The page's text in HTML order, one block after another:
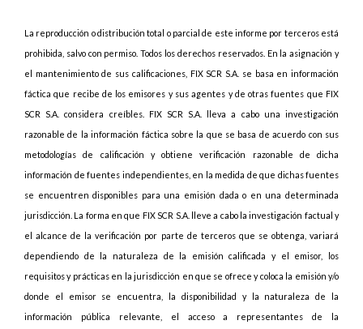
La reproducción o distribución total o parcial de este informe por terceros está
prohibida, salvo con permiso. Todos los derechos reservados. En la asignación y
el mantenimiento de sus calificaciones, FIX SCR S.A. se basa en información
fáctica que recibe de los emisores y sus agentes y de otras fuentes que FIX
SCR S.A. considera creíbles. FIX SCR S.A. lleva a cabo una investigación
razonable de la información fáctica sobre la que se basa de acuerdo con sus
metodologías de calificación y obtiene verificación razonable de dicha
información de fuentes independientes, en la medida de que dichas fuentes
se encuentren disponibles para una emisión dada o en una determinada
jurisdicción. La forma en que FIX SCR S.A. lleve a cabo la investigación factual y
el alcance de la verificación por parte de terceros que se obtenga, variará
dependiendo de la naturaleza de la emisión calificada y el emisor, los
requisitos y prácticas en la jurisdicción en que se ofrece y coloca la emisión y/o
donde el emisor se encuentra, la disponibilidad y la naturaleza de la
información pública relevante, el acceso a representantes de la